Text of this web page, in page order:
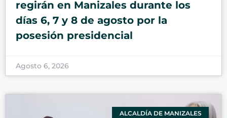
regirán en Manizales durante los
días 6, 7 y 8 de agosto por la
posesión presidencial
Agosto 6, 2026
ALCALDÍA DE MANIZALES